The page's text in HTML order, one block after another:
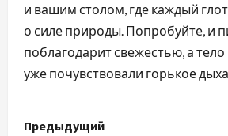
и вашим столом, где каждый
о силе природы. Попробуйте, и
поблагодарит свежестью, а
уже почувствовали горькое
Н
Предыдущий